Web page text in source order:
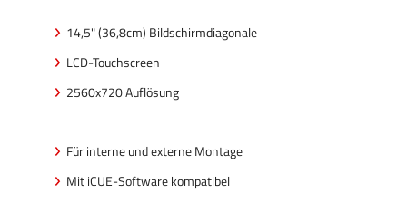
14,5" (36,8cm) Bildschirmdiagonale
LCD-Touchscreen
2560x720 Auflösung
Für interne und externe Montage
Mit iCUE-Software kompatibel